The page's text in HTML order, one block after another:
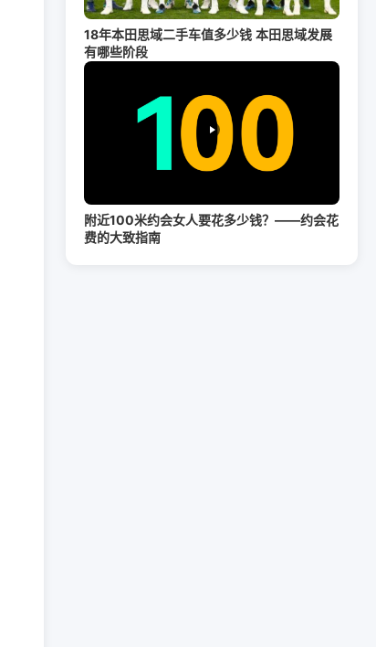
18年本田思域二手车值多少钱 本田思域发展
有哪些阶段
附近100米约会女人要花多少钱？——约会花
费的大致指南